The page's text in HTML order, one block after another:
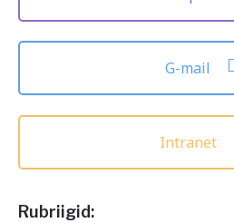
G-mail
Intranet
Rubriigid: